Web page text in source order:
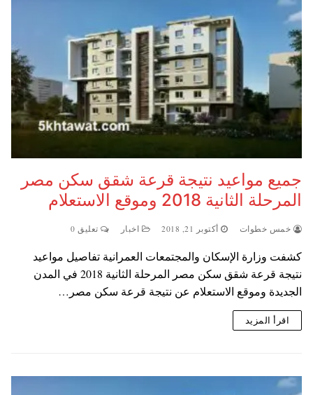
جميع مواعيد نتيجة قرعة شقق سكن مصر
المرحلة الثانية 2018 وموقع الاستعلام
خمس خطوات أكتوبر 21, 2018 اخبار تعليق 0
كشفت وزارة الإسكان والمجتمعات العمرانية تفاصيل مواعيد
نتيجة قرعة شقق سكن مصر المرحلة الثانية 2018 في المدن
الجديدة وموقع الاستعلام عن نتيجة قرعة سكن مصر…
اقرأ المزيد